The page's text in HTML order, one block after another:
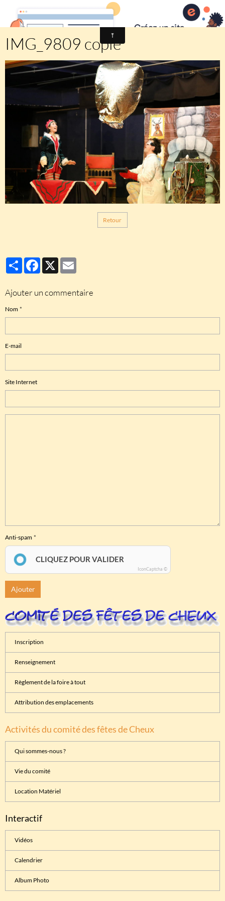
Comité des fêtes de CHEUX
IMG_9809 copie
Retour
PartagerFacebook
X
Ajouter un commentaire
Nom
E-mail
Site Internet
Anti-spam
CLIQUEZ POUR VALIDER
IconCaptcha ©
Ajouter
Inscription
Renseignement
Règlement de la foire à tout
Attribution des emplacements
Activités du comité des fêtes de Cheux
Qui sommes-nous ?
Vie du comité
Location Matériel
Interactif
Vidéos
Calendrier
Album Photo